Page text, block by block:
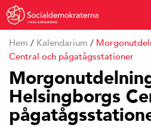
I HELSINGBORG
Hem / Kalendarium /
Central och pågatågsstationer
Helsingborgs